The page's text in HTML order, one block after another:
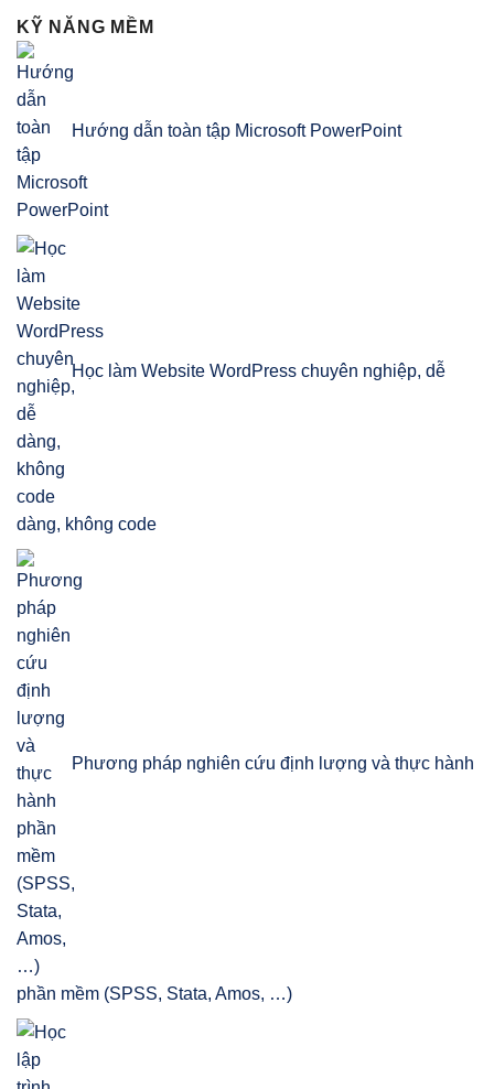
KỸ NĂNG MỀM
Hướng dẫn toàn tập Microsoft PowerPoint
Học làm Website WordPress chuyên nghiệp, dễ
dàng, không code
Phương pháp nghiên cứu định lượng và thực hành
phần mềm (SPSS, Stata, Amos, …)